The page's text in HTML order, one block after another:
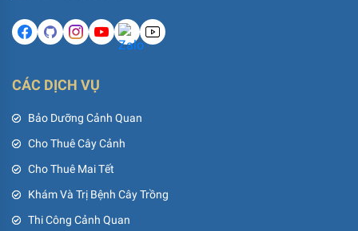
CÁC DỊCH VỤ
Bảo Dưỡng Cảnh Quan
Cho Thuê Cây Cảnh
Cho Thuê Mai Tết
Khám Và Trị Bệnh Cây Trồng
Thi Công Cảnh Quan